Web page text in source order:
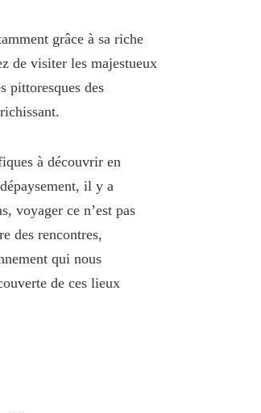
grâce à sa riche
de visiter les majestueux
pittoresques des
à découvrir en
il y a
voyager ce n’est pas
des rencontres,
qui nous
de ces lieux